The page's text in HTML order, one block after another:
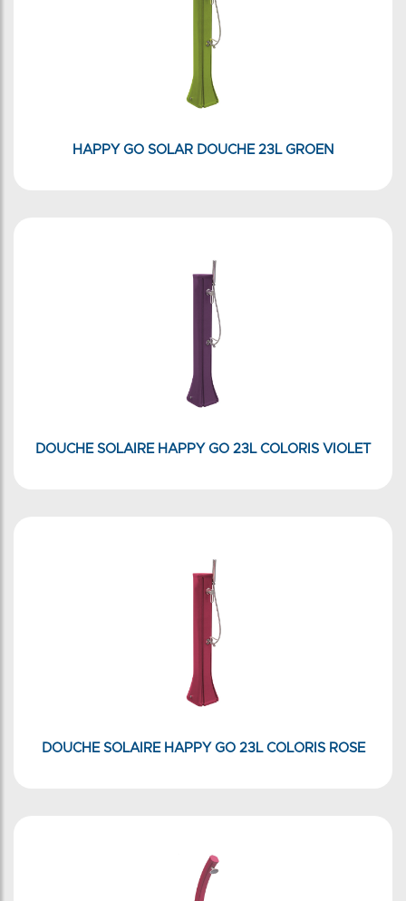
HAPPY GO SOLAR DOUCHE 23L GROEN
DOUCHE SOLAIRE HAPPY GO 23L COLORIS VIOLET
DOUCHE SOLAIRE HAPPY GO 23L COLORIS ROSE